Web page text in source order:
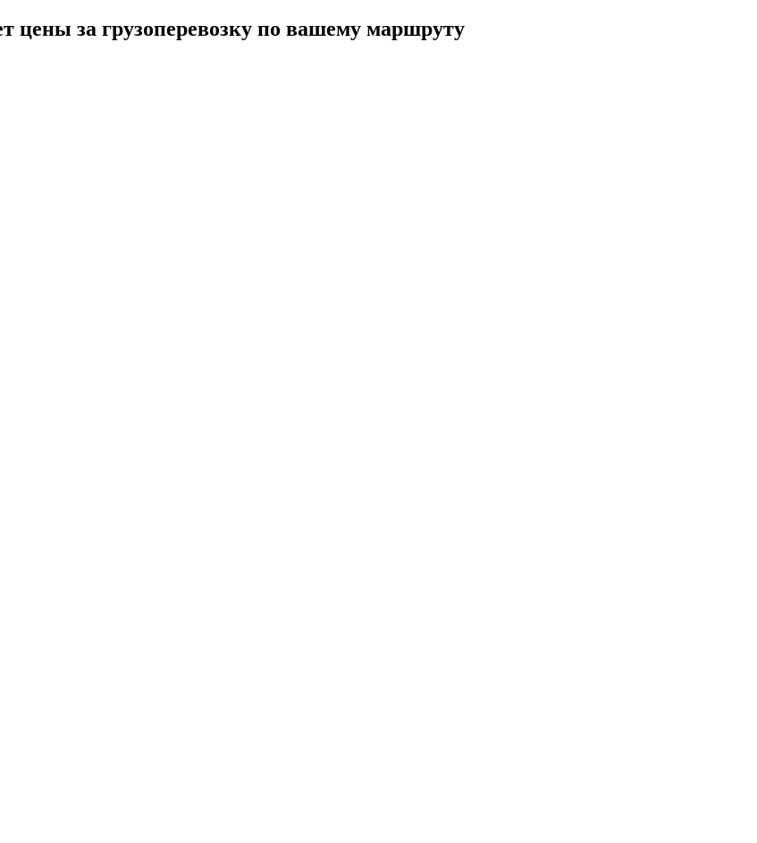
цены за грузоперевозку по вашему маршруту